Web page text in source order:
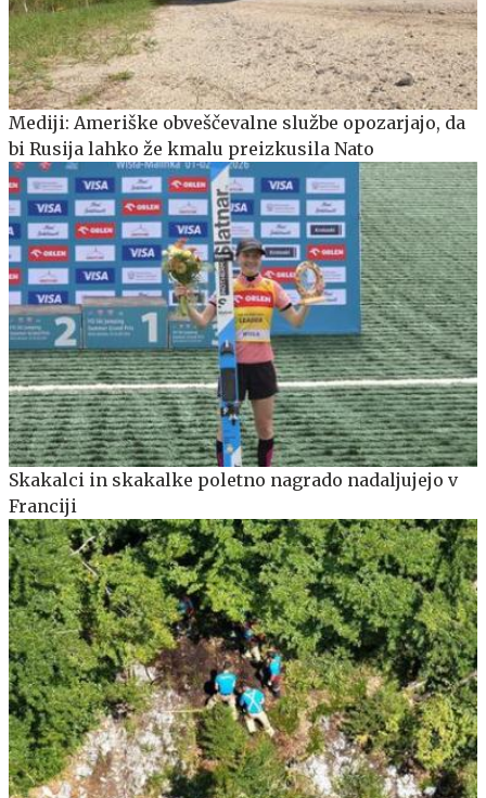
Mediji: Ameriške obveščevalne službe opozarjajo, da
bi Rusija lahko že kmalu preizkusila Nato
Skakalci in skakalke poletno nagrado nadaljujejo v
Franciji